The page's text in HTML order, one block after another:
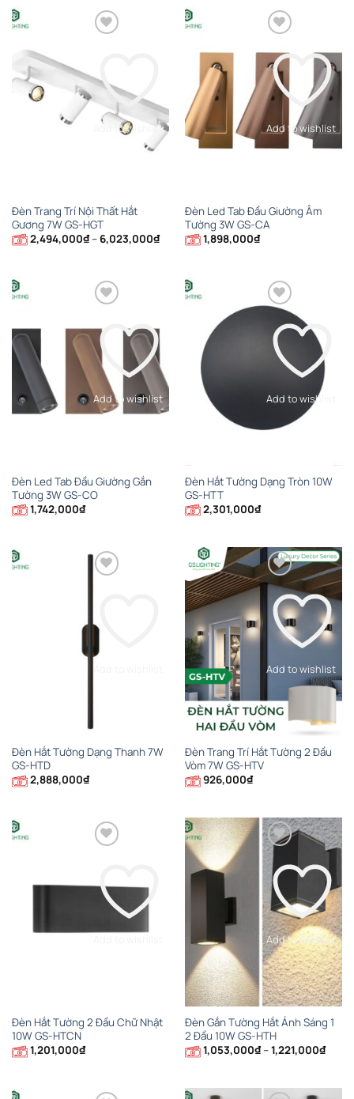
Add to wishlist
Đèn Trang Trí Nội Thất Hắt
Gương 7W GS-HGT
2,494,000₫– 6,023,000₫Khoảng
giá:
6,023,000₫
Add to wishlist
Đèn Led Tab Đầu Giường Âm
Tường 3W GS-CA
1,898,000₫
Add to wishlist
Đèn Led Tab Đầu Giường Gắn
Tường 3W GS-CO
1,742,000₫
Add to wishlist
Đèn Hắt Tường Dạng Tròn 10W
GS-HTT
2,301,000₫
Đèn Hắt Tường Dạng Thanh 7W
GS-HTD
2,888,000₫
Add to wishlist
Đèn Trang Trí Hắt Tường 2 Đầu
Vòm 7W GS-HTV
926,000₫
Đèn Hắt Tường 2 Đầu Chữ Nhật
10W GS-HTCN
1,201,000₫
Add to wishlist
Đèn Gắn Tường Hắt Ánh Sáng 1
2 Đầu 10W GS-HTH
1,053,000₫–1,221,000₫
đến